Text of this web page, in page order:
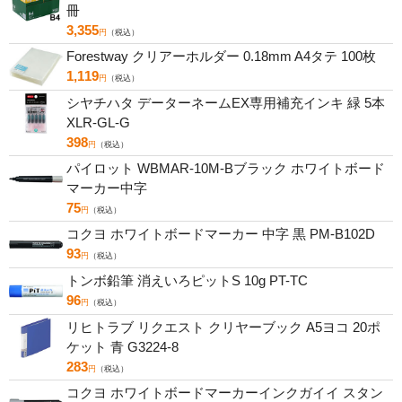
冊
3,355円 （税込）
Forestway クリアーホルダー 0.18mm A4タテ 100枚
1,119円 （税込）
シヤチハタ データーネームEX専用補充インキ 緑 5本
XLR-GL-G
398円 （税込）
パイロット WBMAR-10M-Bブラック ホワイトボード
マーカー中字
75円 （税込）
コクヨ ホワイトボードマーカー 中字 黒 PM-B102D
93円 （税込）
トンボ鉛筆 消えいろピットS 10g PT-TC
96円 （税込）
リヒトラブ リクエスト クリヤーブック A5ヨコ 20ポ
ケット 青 G3224-8
283円 （税込）
コクヨ ホワイトボードマーカーインクガイイ スタン